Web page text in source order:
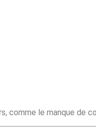
le manque de